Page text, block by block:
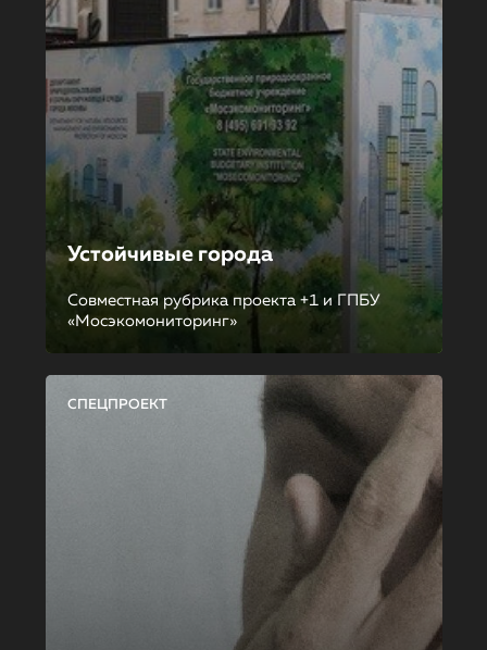
Устойчивые города
Совместная рубрика проекта +1 и ГПБУ
«Мосэкомониторинг»
СПЕЦПРОЕКТ